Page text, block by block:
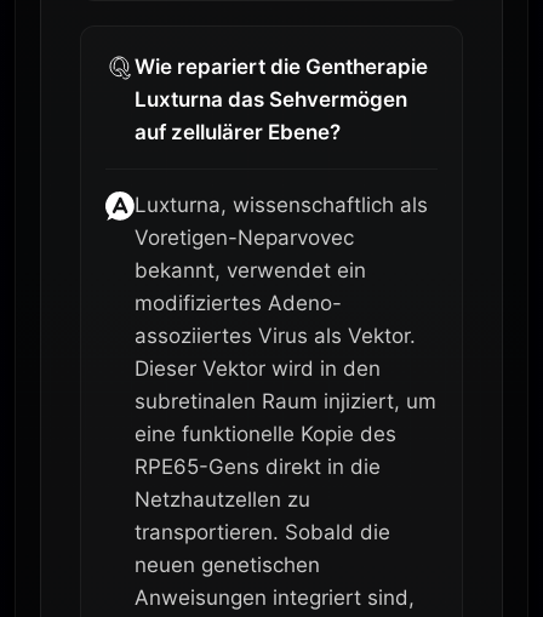
Wie repariert die Gentherapie
Luxturna das Sehvermögen
auf zellulärer Ebene?
Luxturna, wissenschaftlich als
Voretigen-Neparvovec
bekannt, verwendet ein
modifiziertes Adeno-
assoziiertes Virus als Vektor.
Dieser Vektor wird in den
subretinalen Raum injiziert, um
eine funktionelle Kopie des
RPE65-Gens direkt in die
Netzhautzellen zu
transportieren. Sobald die
neuen genetischen
Anweisungen integriert sind,